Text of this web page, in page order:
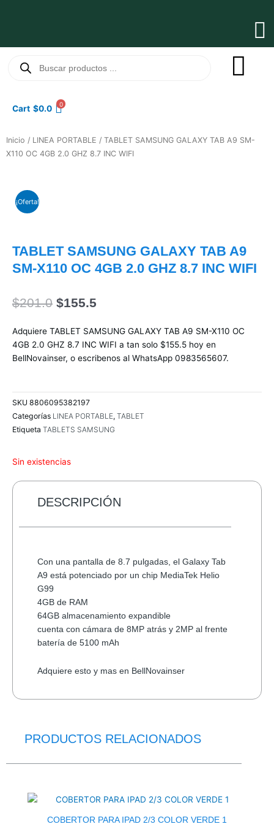
productos
Cart $0.0 0
Inicio / LINEA PORTABLE / TABLET SAMSUNG GALAXY TAB A9 SM-
X110 OC 4GB 2.0 GHZ 8.7 INC WIFI
¡Oferta!
TABLET SAMSUNG GALAXY TAB A9
SM-X110 OC 4GB 2.0 GHZ 8.7 INC WIFI
$201.0 El
original
era:
$201.0.
$155.5
actual
es:
$155.5.
Adquiere TABLET SAMSUNG GALAXY TAB A9 SM-X110 OC
4GB 2.0 GHZ 8.7 INC WIFI a tan solo $155.5 hoy en
BellNovainser, o escribenos al WhatsApp 0983565607.
SKU 8806095382197
Categorías LINEA PORTABLE, TABLET
Etiqueta TABLETS SAMSUNG
Sin existencias
DESCRIPCIÓN
Con una pantalla de 8.7 pulgadas, el Galaxy Tab
A9 está potenciado por un chip MediaTek Helio
G99
4GB de RAM
64GB almacenamiento expandible
cuenta con cámara de 8MP atrás y 2MP al frente
batería de 5100 mAh
Adquiere esto y mas en BellNovainser
PRODUCTOS RELACIONADOS
COBERTOR PARA IPAD 2/3 COLOR VERDE 1
original
era:
$21.0.
actual
es:
$20.0.